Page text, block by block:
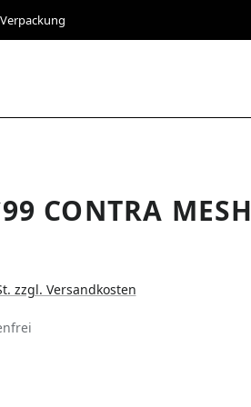
CONTRA MESH
zzgl. Versandkosten